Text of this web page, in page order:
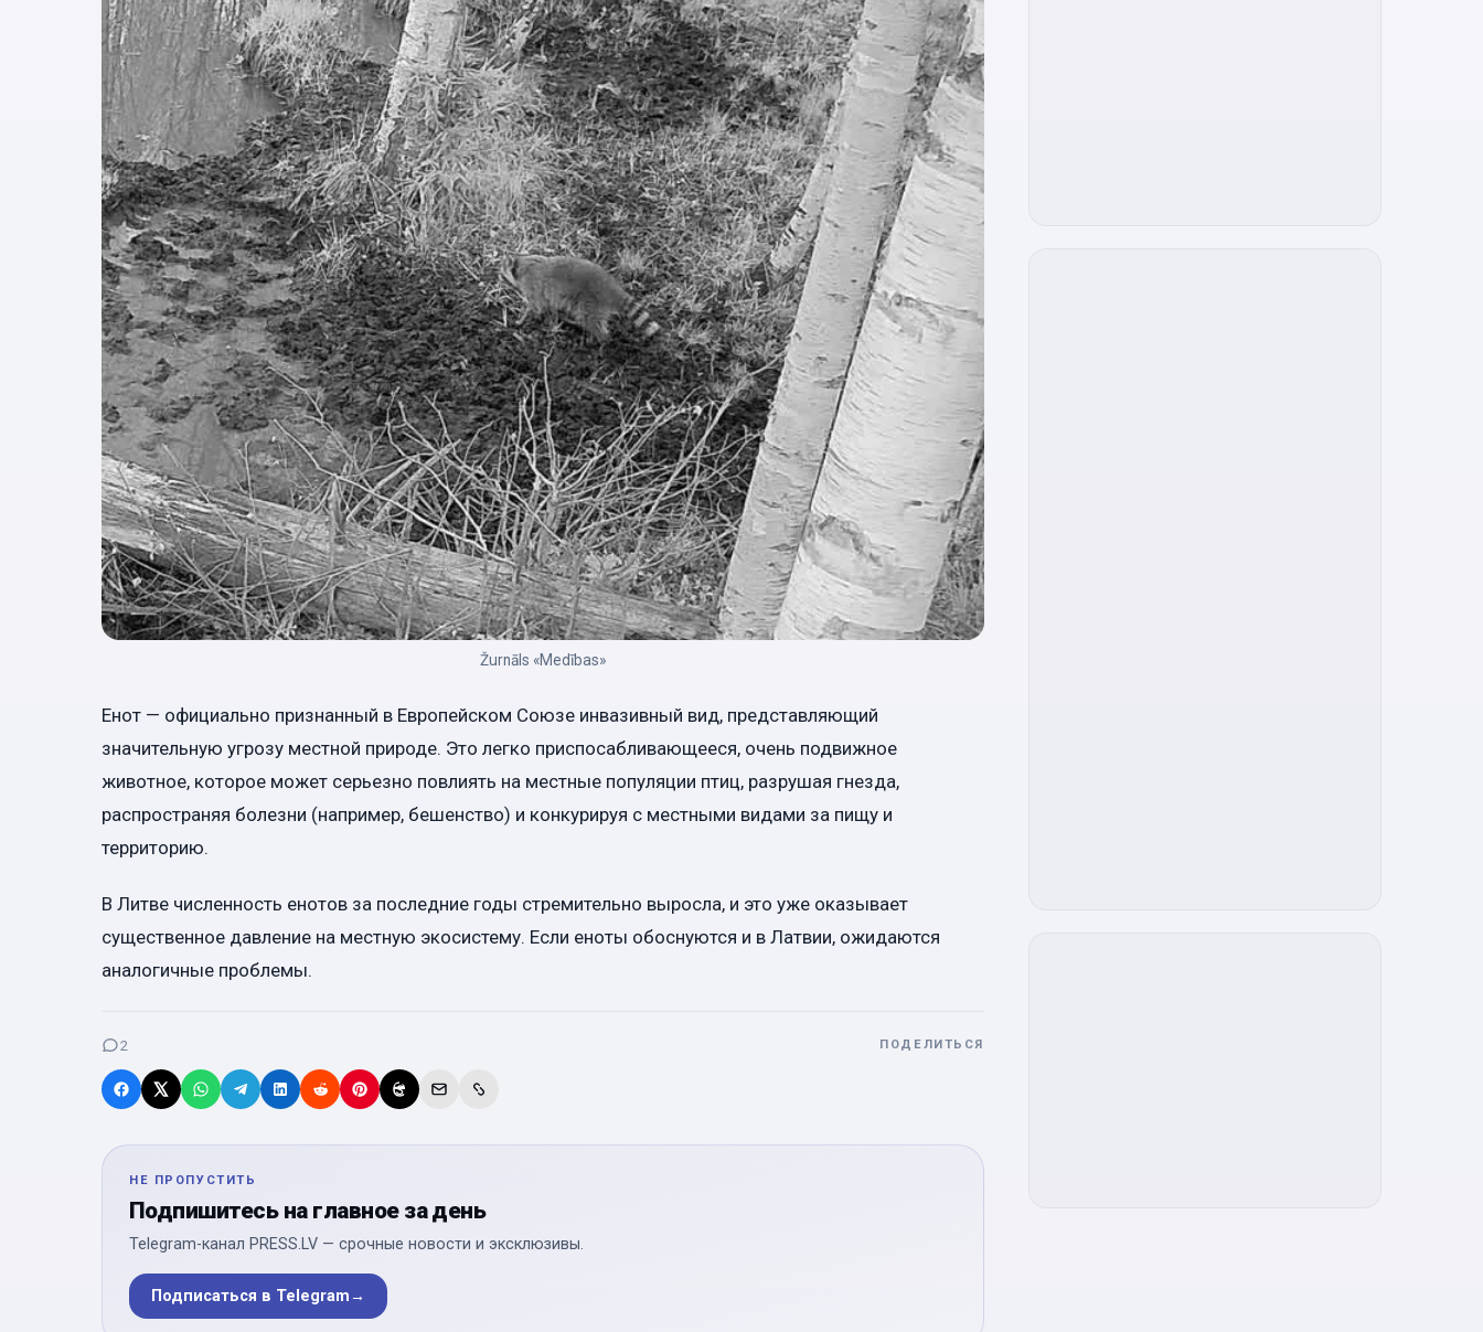
Žurnāls «Medības»
Енот — официально признанный в Европейском Союзе инвазивный вид, представляющий
значительную угрозу местной природе. Это легко приспосабливающееся, очень подвижное
животное, которое может серьезно повлиять на местные популяции птиц, разрушая гнезда,
распространяя болезни (например, бешенство) и конкурируя с местными видами за пищу и
территорию.
В Литве численность енотов за последние годы стремительно выросла, и это уже оказывает
существенное давление на местную экосистему. Если еноты обоснуются и в Латвии, ожидаются
аналогичные проблемы.
2 ПОДЕЛИТЬСЯ
НЕ ПРОПУСТИТЬ
Подпишитесь на главное за день
Telegram-канал PRESS.LV — срочные новости и эксклюзивы.
Подписаться в Telegram→